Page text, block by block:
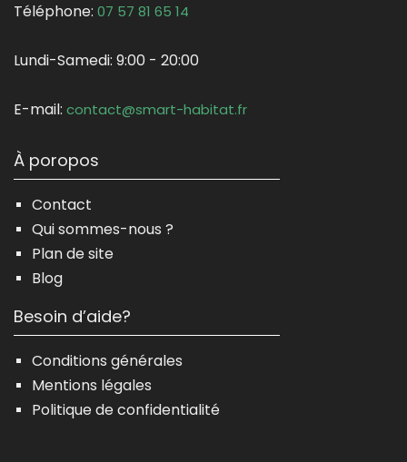
Téléphone: 07 57 81 65 14
Lundi-Samedi: 9:00 - 20:00
E-mail: contact@smart-habitat.fr
À poropos
Contact
Qui sommes-nous ?
Plan de site
Blog
Besoin d’aide?
Conditions générales
Mentions légales
Politique de confidentialité